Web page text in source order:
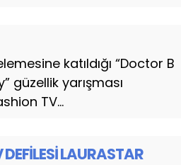
katıldığı “Doctor B
güzellik yarışması
TV...
LAURASTAR